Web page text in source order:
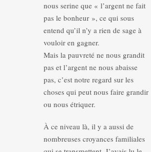
nous serine que « l’argent ne fait
pas le bonheur », ce qui sous
entend qu’il n’y a rien de sage à
vouloir en gagner.
Mais la pauvreté ne nous grandit
pas et l’argent ne nous abaisse
pas, c’est notre regard sur les
choses qui peut nous faire grandir
ou nous étriquer.
À ce niveau là, il y a aussi de
nombreuses croyances familiales